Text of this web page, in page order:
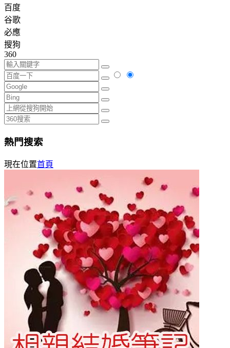
百度
谷歌
必應
搜狗
360
熱門搜索
現在位置首頁